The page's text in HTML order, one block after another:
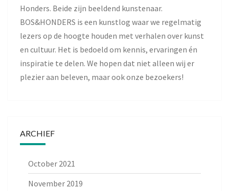
Honders. Beide zijn beeldend kunstenaar.
BOS&HONDERS is een kunstlog waar we regelmatig
lezers op de hoogte houden met verhalen over kunst
en cultuur. Het is bedoeld om kennis, ervaringen én
inspiratie te delen. We hopen dat niet alleen wij er
plezier aan beleven, maar ook onze bezoekers!
ARCHIEF
October 2021
November 2019